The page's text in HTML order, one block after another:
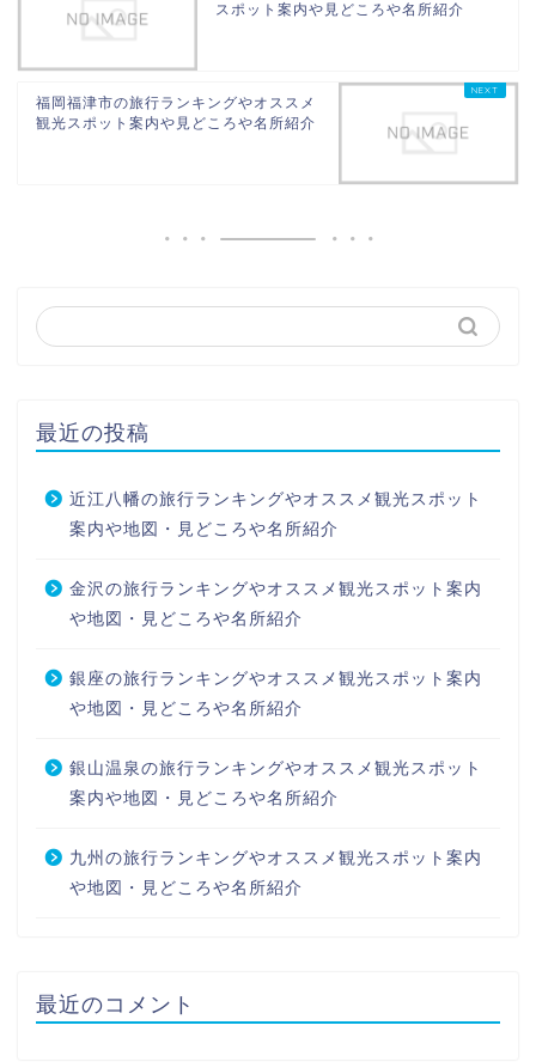
スポット案内や見どころや名所紹介
福岡福津市の旅行ランキングやオススメ
観光スポット案内や見どころや名所紹介
最近の投稿
近江八幡の旅行ランキングやオススメ観光スポット
案内や地図・見どころや名所紹介
金沢の旅行ランキングやオススメ観光スポット案内
や地図・見どころや名所紹介
銀座の旅行ランキングやオススメ観光スポット案内
や地図・見どころや名所紹介
銀山温泉の旅行ランキングやオススメ観光スポット
案内や地図・見どころや名所紹介
九州の旅行ランキングやオススメ観光スポット案内
や地図・見どころや名所紹介
最近のコメント